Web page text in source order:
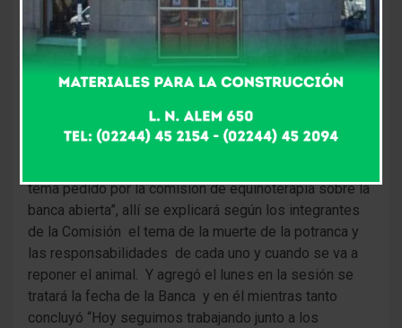
9 años atrás Fm Alpha
“Se resolvió en la reunión parlamentaria -dijo José
tema pedido por la comisión de equinoterapia sobre la
banca abierta”, allí se explicará según los integrantes
de la Comisión el tema de la muerte de la potranca y
las responsabilidades de cada uno y cuando se va a
reponer el animal. Y agregó el lunes en la sesión se
tratará la fecha de la Banca y en él mientras tanto
concluyó “Hoy seguimos trabajando junto a los